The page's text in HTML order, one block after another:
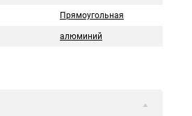
Прямоугольная
алюминий